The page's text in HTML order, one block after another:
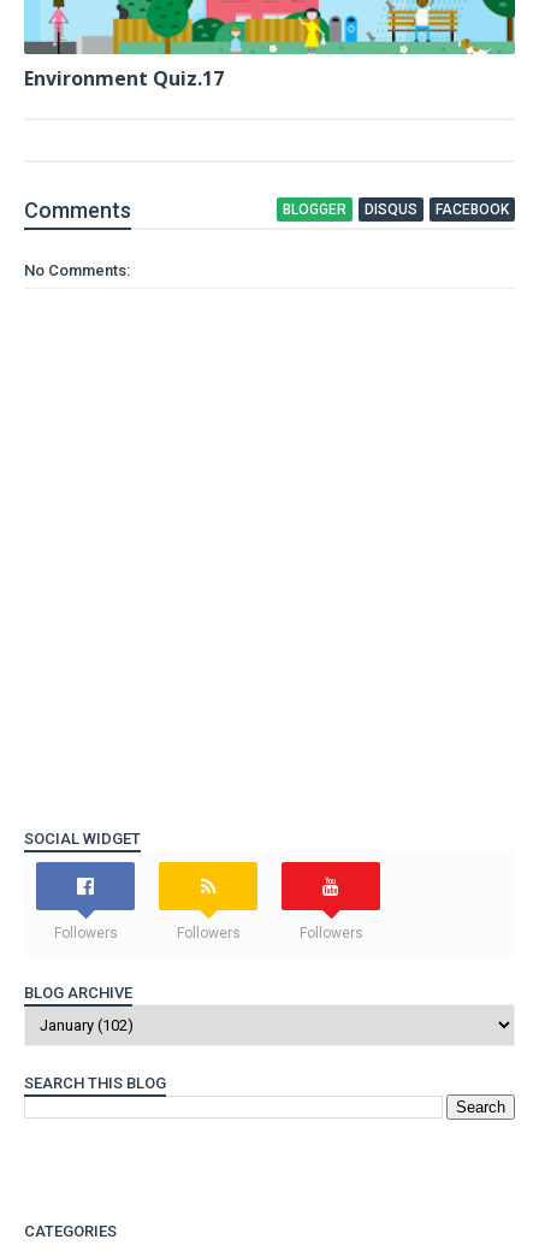
Environment Quiz.17
Comments BLOGGER DISQUS FACEBOOK
No Comments:
SOCIAL WIDGET
Followers Followers Followers
BLOG ARCHIVE
SEARCH THIS BLOG
CATEGORIES